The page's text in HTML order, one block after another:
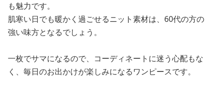
も魅力です。
肌寒い日でも暖かく過ごせるニット素材は、60代の方の
強い味方となるでしょう。
一枚でサマになるので、コーディネートに迷う心配もな
く、毎日のお出かけが楽しみになるワンピースです。